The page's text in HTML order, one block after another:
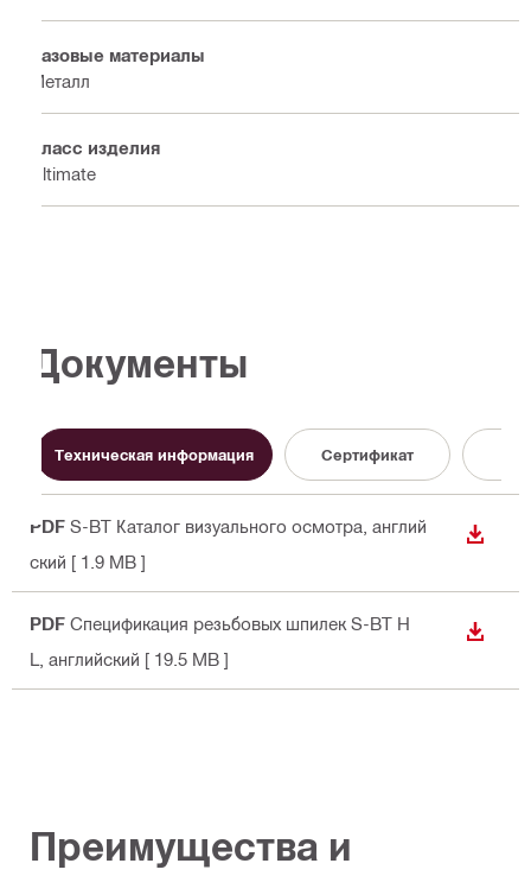
Базовые материалы
Металл
Класс изделия
Ultimate
Документы
Техническая информация Сертификат
PDF S-BT Каталог визуального осмотра , англий
ский [ 1.9 MB ]
PDF Спецификация резьбовых шпилек S-BT H
L , английский [ 19.5 MB ]
Преимущества и